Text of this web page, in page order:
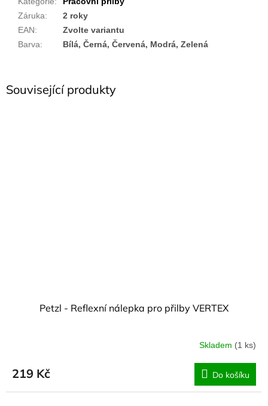
Související produkty
Petzl - Reflexní nálepka pro přilby VERTEX
Skladem (1 ks)
219 Kč Do košíku
Záruka:
2 roky
EAN:
Zvolte variantu
Barva: Bílá, Černá, Červená, Modrá, Zelená